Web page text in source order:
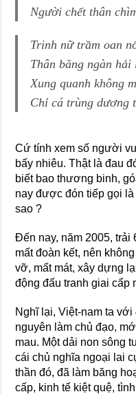
Người chết thân
Trinh nữ trầm oan
Thân băng ngàn hải
Xung quanh không
Chỉ cá trùng dương
Cứ tính xem số người
bấy nhiêu. Thật là đau
biết bao thương binh,
nay được đón tiếp gọi
sao ?
Ðến nay, năm 2005, trải
mất đoàn kết, nên
vỡ, mất mát, xây dựng
động đấu tranh giai cấp
Nghĩ lại, Việt-nam ta
nguyên làm chủ đạo,
mau. Một dải non sông
cái chủ nghĩa ngoại lai
thần đó, đã làm băng
cấp, kinh tế kiệt quệ,